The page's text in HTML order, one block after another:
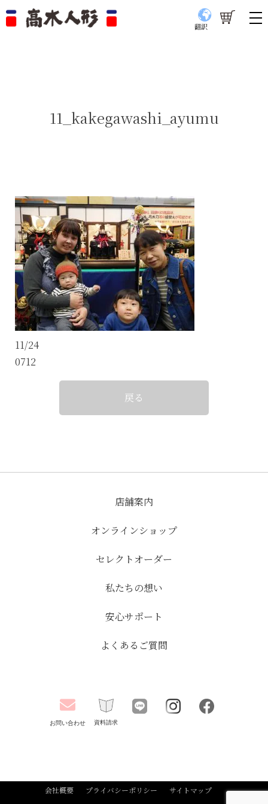
翻訳
11_kakegawashi_ayumu
11/24
0712
戻る
店舗案内
オンラインショップ
セレクトオーダー
私たちの想い
安心サポート
よくあるご質問
お問い合わせ 資料請求
会社概要 プライバシーポリシー サイトマップ